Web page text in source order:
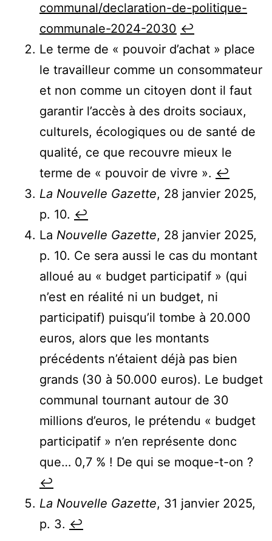
communal/declaration-de-politique-
communale-2024-2030 ↩︎
Le terme de « pouvoir d’achat » place
le travailleur comme un consommateur
et non comme un citoyen dont il faut
garantir l’accès à des droits sociaux,
culturels, écologiques ou de santé de
qualité, ce que recouvre mieux le
terme de « pouvoir de vivre ». ↩︎
La Nouvelle Gazette, 28 janvier 2025,
p. 10. ↩︎
La Nouvelle Gazette, 28 janvier 2025,
p. 10. Ce sera aussi le cas du montant
alloué au « budget participatif » (qui
n’est en réalité ni un budget, ni
participatif) puisqu’il tombe à 20.000
euros, alors que les montants
précédents n’étaient déjà pas bien
grands (30 à 50.000 euros). Le budget
communal tournant autour de 30
millions d’euros, le prétendu « budget
participatif » n’en représente donc
que… 0,7 % ! De qui se moque-t-on ?
↩︎
La Nouvelle Gazette, 31 janvier 2025,
p. 3. ↩︎